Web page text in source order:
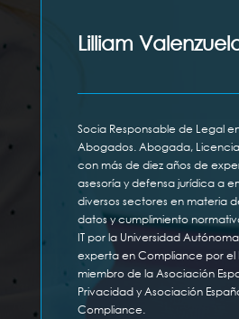
Lilliam
Socia Responsable de Legal
Abogados. Abogada,
con más de diez años de
asesoría y defensa jurídica a
diversos sectores en materia
datos y cumplimiento
IT por la Universidad
experta en Compliance por el
miembro de la Asociación
Privacidad y Asociación
Compliance.